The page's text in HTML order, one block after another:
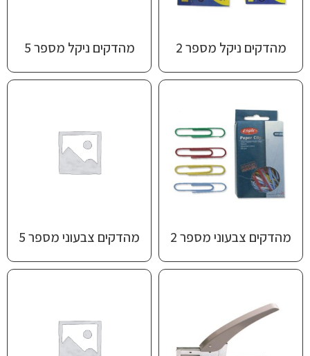
מהדקים ניקל מספר 2 מהדקים ניקל מספר 5
מהדקים צבעוני מספר 2 מהדקים צבעוני מספר 5